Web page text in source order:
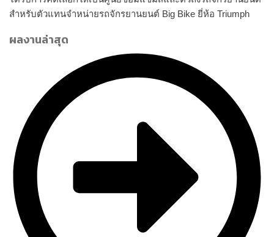
สำหรับตัวแทนจำหน่ายรถจักรยานยนต์ Big Bike ยี่ห้อ Triumph
ผลงานล่าสุด